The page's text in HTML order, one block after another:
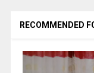
RECOMMENDED